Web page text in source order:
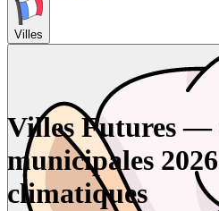
Villes
Villes Futures —
municipales
climatiques